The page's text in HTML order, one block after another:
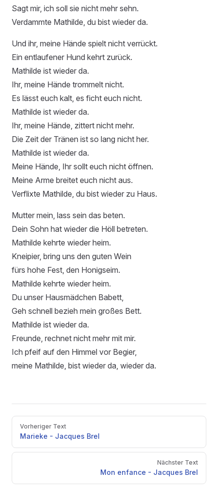
Sagt mir, ich soll sie nicht mehr sehn.
Verdammte Mathilde, du bist wieder da.
Und ihr, meine Hände spielt nicht verrückt.
Ein entlaufener Hund kehrt zurück.
Mathilde ist wieder da.
Ihr, meine Hände trommelt nicht.
Es lässt euch kalt, es ficht euch nicht.
Mathilde ist wieder da.
Ihr, meine Hände, zittert nicht mehr.
Die Zeit der Tränen ist so lang nicht her.
Mathilde ist wieder da.
Meine Hände, Ihr sollt euch nicht öffnen.
Meine Arme breitet euch nicht aus.
Verflixte Mathilde, du bist wieder zu Haus.
Mutter mein, lass sein das beten.
Dein Sohn hat wieder die Höll betreten.
Mathilde kehrte wieder heim.
Kneipier, bring uns den guten Wein
fürs hohe Fest, den Honigseim.
Mathilde kehrte wieder heim.
Du unser Hausmädchen Babett,
Geh schnell bezieh mein großes Bett.
Mathilde ist wieder da.
Freunde, rechnet nicht mehr mit mir.
Ich pfeif auf den Himmel vor Begier,
meine Mathilde, bist wieder da, wieder da.
PagerVorheriger Text
Marieke - Jacques Brel
Nächster Text
Mon enfance - Jacques Brel